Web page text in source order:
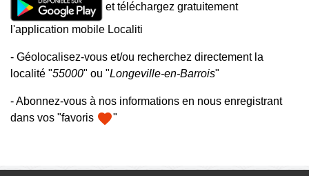
et téléchargez gratuitement
l'application mobile Localiti
- Géolocalisez-vous et/ou recherchez directement la
localité "55000" ou "Longeville-en-Barrois"
- Abonnez-vous à nos informations en nous enregistrant
dans vos "favoris favorite"